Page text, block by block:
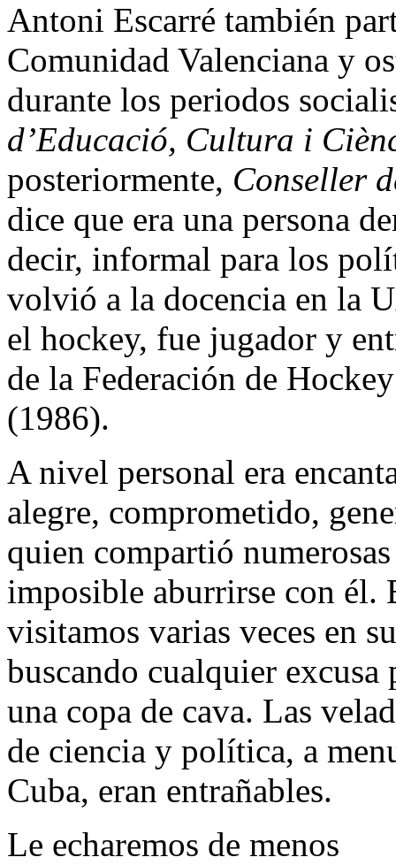
Antoni Escarré también
Comunidad Valenciana y
durante los periodos
d’Educació, Cultura i
posteriormente, Conseller
dice que era una persona
decir, informal para los
volvió a la docencia en la
el hockey, fue jugador y
de la Federación de
(1986).
A nivel personal era
alegre, comprometido,
quien compartió
imposible aburrirse con él.
visitamos varias veces en
buscando cualquier
una copa de cava. Las
de ciencia y política, a
Cuba, eran entrañables.
Le echaremos de menos